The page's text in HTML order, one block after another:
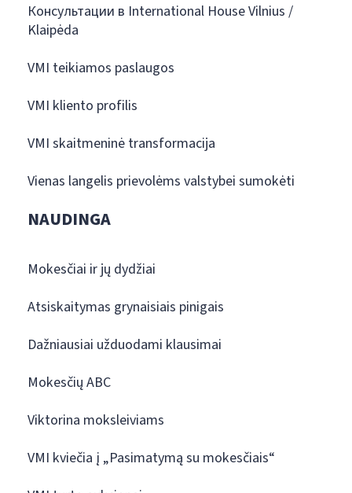
Консультации в International House Vilnius /
Klaipėda
VMI teikiamos paslaugos
VMI kliento profilis
VMI skaitmeninė transformacija
Vienas langelis prievolėms valstybei sumokėti
NAUDINGA
Mokesčiai ir jų dydžiai
Atsiskaitymas grynaisiais pinigais
Dažniausiai užduodami klausimai
Mokesčių ABC
Viktorina moksleiviams
VMI kviečia į „Pasimatymą su mokesčiais“